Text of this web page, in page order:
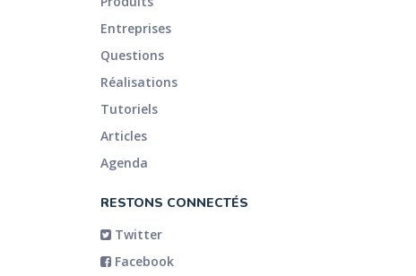
Entreprises
Questions
Réalisations
Tutoriels
Articles
Agenda
RESTONS CONNECTÉS
Twitter
Facebook